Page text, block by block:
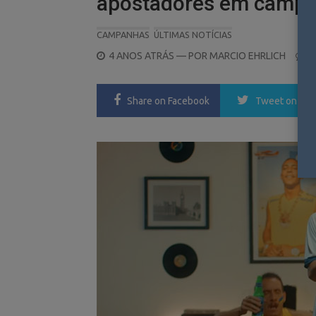
CAMPANHAS ÚLTIMAS NOTÍCIAS
POSTED
4 ANOS ATRÁS — POR MARCIO EHRLICH
Share on Facebook Tweet on